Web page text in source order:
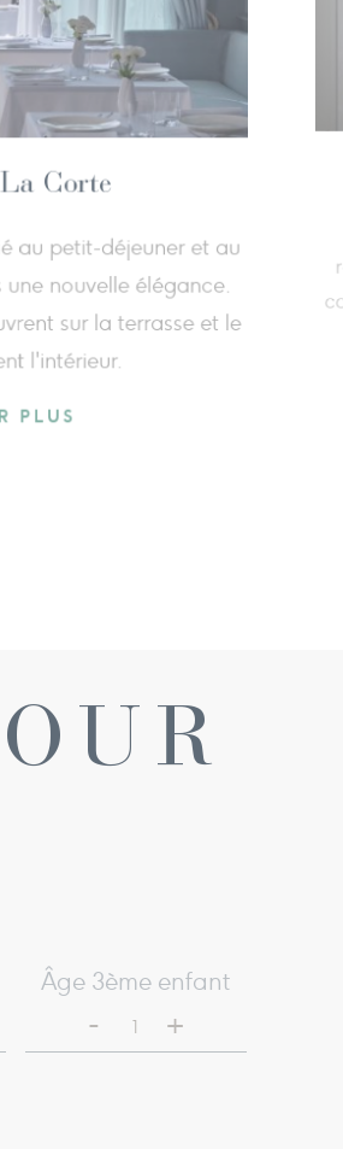
saine, complète et variée
Salvatore Quarto. Qualité,
plaisir de la nourriture au
hôtes du Fonteverde une
Âge 3ème enfant
- +